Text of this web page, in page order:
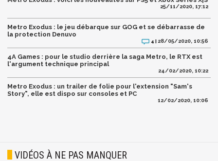
25/11/2020, 17:12
Metro Exodus : le jeu débarque sur GOG et se débarrasse de
la protection Denuvo
4 | 28/05/2020, 10:56
4A Games : pour le studio derrière la saga Metro, le RTX est
l'argument technique principal
24/02/2020, 10:22
Metro Exodus : un trailer de folie pour l'extension "Sam's
Story", elle est dispo sur consoles et PC
12/02/2020, 10:06
VIDÉOS À NE PAS MANQUER